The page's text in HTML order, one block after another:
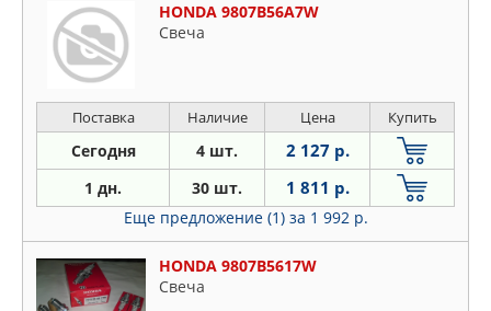
HONDA 9807B56A7W
Свеча
Поставка Наличие Цена Купить
Сегодня 4 шт. 2 127 р.
1 дн. 30 шт. 1 811 р.
Еще предложение (1) за 1 992 р.
HONDA 9807B5617W
Свеча